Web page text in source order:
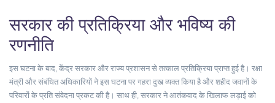
सरकार की प्रतिक्रिया और भविष्य की
रणनीति
इस घटना के बाद, केंद्र सरकार और राज्य प्रशासन से तत्काल प्रतिक्रिया प्राप्त हुई है। रक्षा
मंत्री और संबंधित अधिकारियों ने इस घटना पर गहरा दुख व्यक्त किया है और शहीद जवानों के
परिवारों के प्रति संवेदना प्रकट की है। साथ ही, सरकार ने आतंकवाद के खिलाफ लड़ाई को